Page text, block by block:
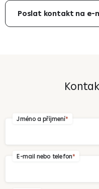
Poslat kontakt na e-
Jméno a příjmení
E-mail nebo telefon